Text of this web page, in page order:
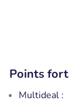
Points
Multideal :